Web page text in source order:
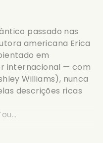
passado nas
americana Erica
em
internacional — com
Williams), nunca
descrições ricas